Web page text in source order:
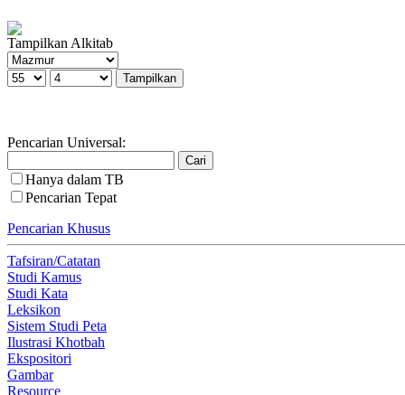
Tampilkan Alkitab
Pencarian Universal:
Hanya dalam TB
Pencarian Tepat
Pencarian Khusus
Tafsiran/Catatan
Studi Kamus
Studi Kata
Leksikon
Sistem Studi Peta
Ilustrasi Khotbah
Ekspositori
Gambar
Resource